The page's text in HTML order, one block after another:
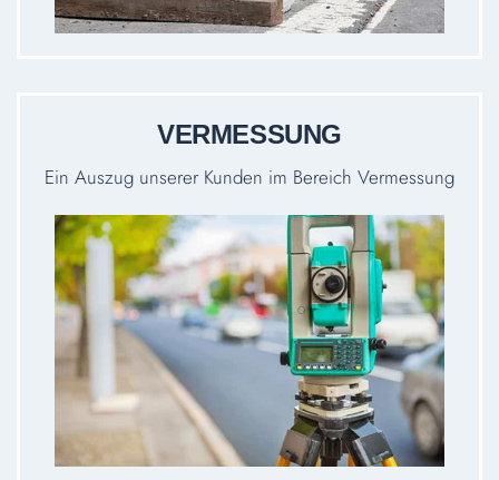
VERMESSUNG
Ein Auszug unserer Kunden im Bereich Vermessung